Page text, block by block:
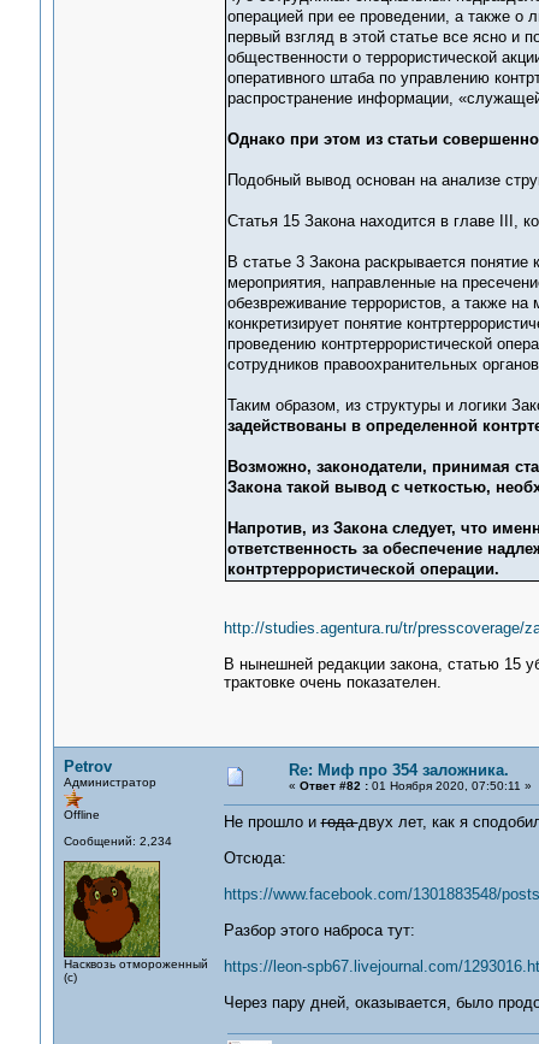
операцией при ее проведении, а также о
первый взгляд в этой статье все ясно и
общественности о террористической
оперативного штаба по управлению
распространение информации,
Однако при этом из статьи
Подобный вывод основан на анализе
Статья 15 Закона находится в главе III,
В статье 3 Закона раскрывается
мероприятия, направленные на
обезвреживание террористов, а также
конкретизирует понятие
проведению контртеррористической
сотрудников правоохранительных
Таким образом, из структуры и логики
задействованы в определенной
Возможно, законодатели, принимая
Закона такой вывод с четкостью,
Напротив, из Закона следует, что
ответственность за обеспечение
контртеррористической операции.
http://studies.agentura.ru/tr/presscoverage/
В нынешней редакции закона, статью 15
трактовке очень показателен.
Petrov
Администратор
Offline
Сообщений: 2,234
Насквозь отмороженный
(с)
Re: Миф про 354 заложника.
« Ответ #82 :01 Ноября 2020, 07:50:11 »
Не прошло игодадвух лет, как я
Отсюда:
https://www.facebook.com/1301883548/
Разбор этого наброса тут:
https://leon-spb67.livejournal.com/
Через пару дней, оказывается, было